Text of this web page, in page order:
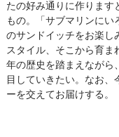
たの好み通りに作ります
もの。「サブマリンにい
のサンドイッチをお楽し
スタイル、そこから育ま
年の歴史を踏まえながら
目していきたい。なお
ーを交えてお届けする。